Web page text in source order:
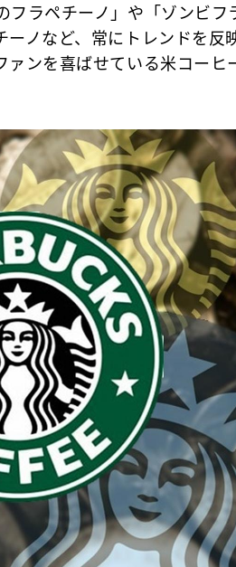
ラペチーノ」や「ゾンビフ
ノなど、常にトレンドを反
ンを喜ばせている米コーヒ